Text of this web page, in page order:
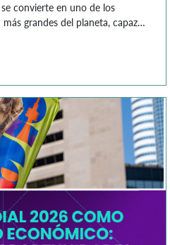
convierte en uno de los
grandes del planeta, capaz
las marcas encuentran una
con […]